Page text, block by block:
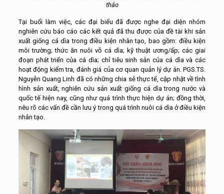
thảo
Tại buổi làm việc, các đại biểu đã được nghe đại diện nhóm
nghiên cứu báo cáo các kết quả đã thu được của đề tài khi sản
xuất giống cá dìa trong điều kiện nhân tạo, bao gồm: điều kiện
môi trường; thức ăn nuôi vỗ cá dìa; kỹ thuật ương/ấp; các giai
đoạn phát triển của cá dìa; chỉ tiêu sinh sản của cá dìa và các
hoạt động kiểm tra, đánh giá của cơ quan quản lý dự án. PGS.TS.
Nguyễn Quang Linh đã có những chia sẻ thực tế, cập nhật về tình
hình sản xuất, nghiên cứu sản xuất giống cá dìa trong nước và
quốc tế hiện nay, cũng như quá trình thực hiện dự án; đồng thời,
nêu rõ các vấn đề cần lưu ý trong quá trình nuôi cá dìa ở điều kiện
nhân tạo.